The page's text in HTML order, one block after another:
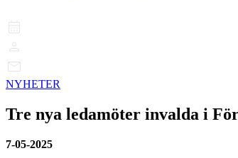
NYHETER
Tre nya ledamöter invalda i
7-05-2025